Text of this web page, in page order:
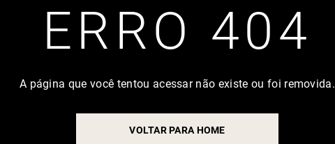
ERRO 404
A página que você tentou acessar não existe ou foi removida.
VOLTAR PARA HOME